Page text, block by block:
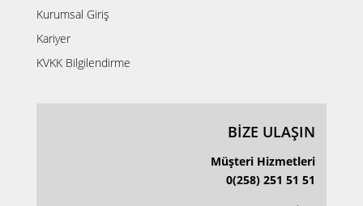
Kurumsal Giriş
Kariyer
KVKK Bilgilendirme
BİZE ULAŞIN
Müşteri Hizmetleri
0(258) 251 51 51